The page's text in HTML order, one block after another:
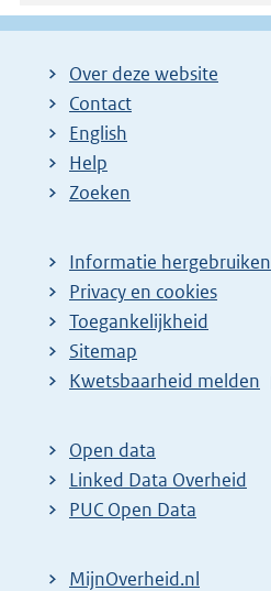
Over deze website
Contact
English
Help
Zoeken
Informatie hergebruiken
Privacy en cookies
Toegankelijkheid
Sitemap
E
t
e
r
Kwetsbaarheid melden
Open data
Linked Data Overheid
PUC Open Data
MijnOverheid.nl